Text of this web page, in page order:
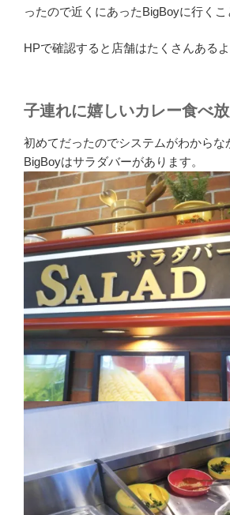
ったので近くにあったBigBoyに行くこ
HPで確認すると店舗はたくさんあるよ
子連れに嬉しいカレー食べ
初めてだったのでシステムがわからな
BigBoyはサラダバーがあります。